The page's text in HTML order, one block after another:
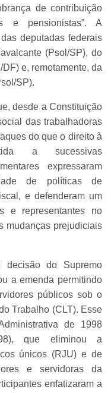
de contribuição
e pensionistas”. A
deputadas federais
(Psol/SP), do
e, remotamente, da
SP).
desde a Constituição
das trabalhadoras
do que o direito à
a sucessivas
expressaram
de políticas de
e defenderam um
e representantes no
mudanças prejudiciais
decisão do Supremo
a emenda permitindo
públicos sob o
Trabalho (CLT). Esse
de 1998
que eliminou a
únicos (RJU) e de
e servidoras da
enfatizaram a